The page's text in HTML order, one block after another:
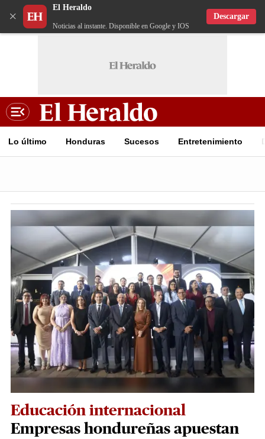
×
El Heraldo
Noticias al instante. Disponible en Google y IOS
Descargar
Lo último Honduras Sucesos Entretenimiento
Educación internacional
Empresas hondureñas apuestan